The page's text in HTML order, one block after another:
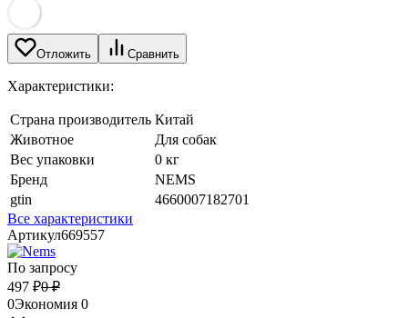
Отложить Сравнить
Характеристики:
Страна производитель Китай
Животное
Для собак
Вес упаковки
0 кг
Бренд
NEMS
gtin
4660007182701
Все характеристики
Артикул669557
По запросу
497 ₽0 ₽
0Экономия 0